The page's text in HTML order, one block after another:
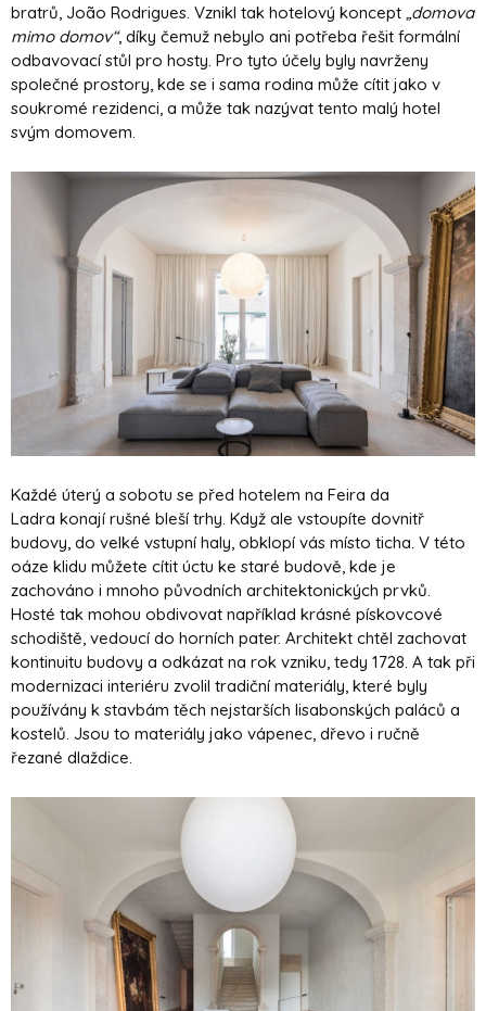
bratrů, João Rodrigues. Vznikl tak hotelový koncept „domova
mimo domov“, díky čemuž nebylo ani potřeba řešit formální
odbavovací stůl pro hosty. Pro tyto účely byly navrženy
společné prostory, kde se i sama rodina může cítit jako v
soukromé rezidenci, a může tak nazývat tento malý hotel
svým domovem.
Každé úterý a sobotu se před hotelem na Feira da
Ladra konají rušné bleší trhy. Když ale vstoupíte dovnitř
budovy, do velké vstupní haly, obklopí vás místo ticha. V této
oáze klidu můžete cítit úctu ke staré budově, kde je
zachováno i mnoho původních architektonických prvků.
Hosté tak mohou obdivovat například krásné pískovcové
schodiště, vedoucí do horních pater. Architekt chtěl zachovat
kontinuitu budovy a odkázat na rok vzniku, tedy 1728. A tak při
modernizaci interiéru zvolil tradiční materiály, které byly
používány k stavbám těch nejstarších lisabonských paláců a
kostelů. Jsou to materiály jako vápenec, dřevo i ručně
řezané dlaždice.